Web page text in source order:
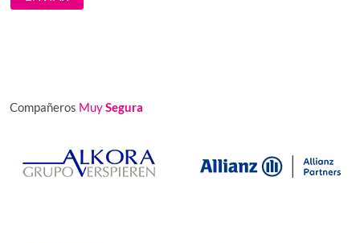
Compañeros MuySegura